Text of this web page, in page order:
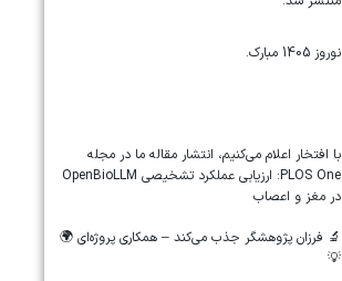
نوروز 1405 مبارک.
‏‏‏با افتخار اعلام می‌کنیم، انتشار مقاله ما در مجله
‎PLOS One‎: ارزیابی عملکرد تشخیصی ‎OpenBioLLM‎
در مغز و اعصاب
🔬 فرزان پژوهشگر جذب می‌کند – همکاری پروژه‌ای 🌍
💡